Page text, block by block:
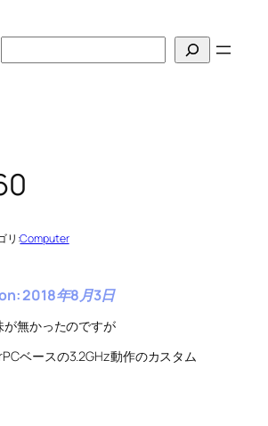
索
リ:Computer
2018年8月3日
無かったのですが
ベースの3.2GHz動作のカスタム